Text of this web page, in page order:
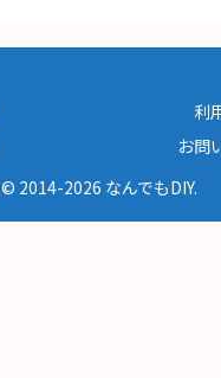
利
お問
© 2014-2026 なんでもDIY.